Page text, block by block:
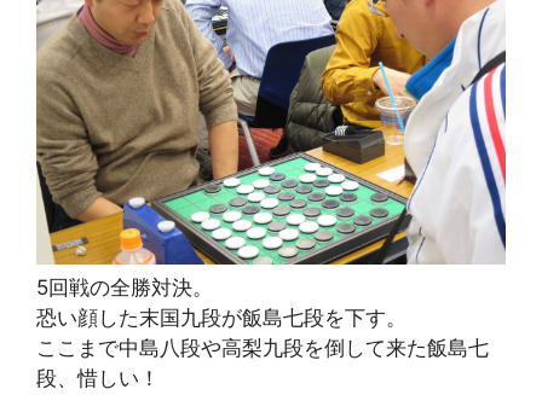
5回戦の全勝対決。
恐い顔した末国九段が飯島七段を下す。
ここまで中島八段や高梨九段を倒して来た飯島七
段、惜しい！